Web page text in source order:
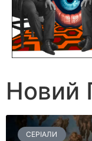
Новий
СЕРІАЛИ